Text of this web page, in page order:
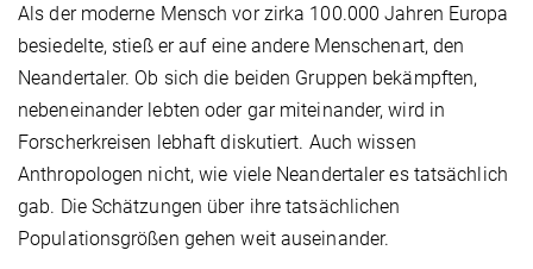
Als der moderne Mensch vor zirka 100.000 Jahren Europa
besiedelte, stieß er auf eine andere Menschenart, den
Neandertaler. Ob sich die beiden Gruppen bekämpften,
nebeneinander lebten oder gar miteinander, wird in
Forscherkreisen lebhaft diskutiert. Auch wissen
Anthropologen nicht, wie viele Neandertaler es tatsächlich
gab. Die Schätzungen über ihre tatsächlichen
Populationsgrößen gehen weit auseinander.